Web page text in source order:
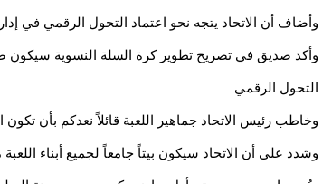
وأضاف أن الاتحاد يتجه نحو اعتماد التحول الرقمي في
وأكد صديق في تصريح تطوير كرة السلة النسوية سيكون
التحول الرقمي
وخاطب رئيس الاتحاد جماهير اللعبة قائلاً نعدكم بأن
وشدد على أن الاتحاد سيكون بيتاً جامعاً لجميع أبناء